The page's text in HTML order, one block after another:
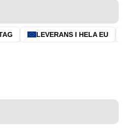
LEVERANS I HELA EU